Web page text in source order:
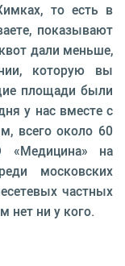
то есть в
показывают
дали меньше,
которую вы
площади были
у нас вместе с
всего около 60
на
московских
частных
нет ни у кого.